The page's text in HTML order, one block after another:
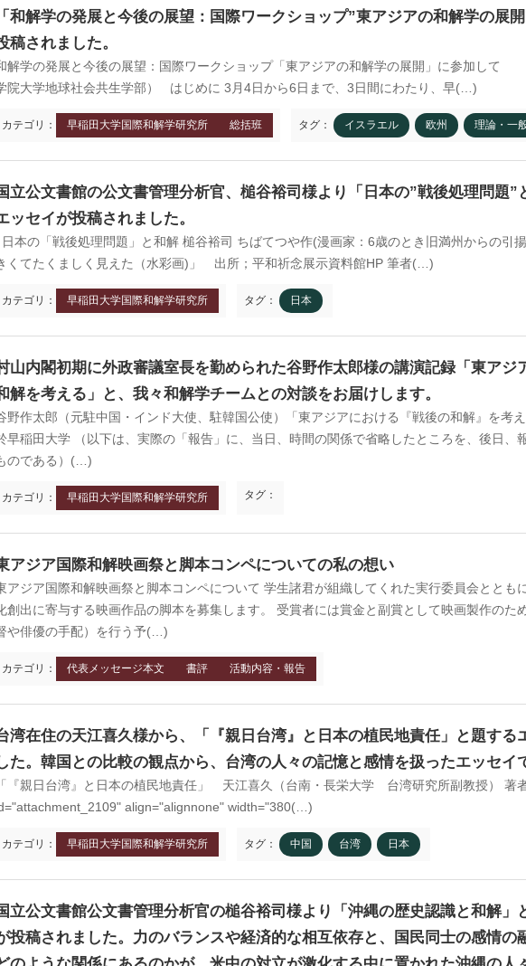
年前後
年代
年8月〜10月
京 前門
1960年代
現在
1895年
1950年
ソウル 南大門
1904年
「和解学の発展と今後の展望：国際ワークショップ”東アジアの和解学の展
稿されました。
解学の発展と今後の展望：国際ワークショップ「東アジアの和解学の展開」に参加し
院大学地球社会共生学部） はじめに 3月4日から6日まで、3日間にわたり、早(…)
カテゴリ： 早稲田大学国際和解学研究所 総括班 タグ： イスラエル 欧州 理論・一
立公文書館の公文書管理分析官、槌谷裕司様より「日本の”戦後処理問題”
ッセイが投稿されました。
日本の「戦後処理問題」と和解 槌谷裕司 ちばてつや作(漫画家：6歳のとき旧満州からの引
くてたくましく見えた（水彩画)」 出所；平和祈念展示資料館HP 筆者(…)
カテゴリ： 早稲田大学国際和解学研究所 タグ： 日本
山内閣初期に外政審議室長を勤められた谷野作太郎様の講演記録「東アジ
解を考える」と、我々和解学チームとの対談をお届けします。
野作太郎（元駐中国・インド大使、駐韓国公使）「東アジアにおける『戦後の和解』を考
早稲田大学 （以下は、実際の「報告」に、当日、時間の関係で省略したところを、後日、
のである）(…)
カテゴリ： 早稲田大学国際和解学研究所 タグ：
アジア国際和解映画祭と脚本コンペについての私の想い
アジア国際和解映画祭と脚本コンペについて 学生諸君が組織してくれた実行委員会ととも
創出に寄与する映画作品の脚本を募集します。 受賞者には賞金と副賞として映画製作のた
や俳優の手配）を行う予(…)
カテゴリ： 代表メッセージ本文 書評 活動内容・報告
湾在住の天江喜久様から、「『親日台湾』と日本の植民地責任」と題する
た。韓国との比較の観点から、台湾の人々の記憶と感情を扱ったエッセイ
「『親日台湾』と日本の植民地責任」 天江喜久（台南・長栄大学 台湾研究所副教授） 著
align="alignnone" width="380(…)
カテゴリ： 早稲田大学国際和解学研究所 タグ： 中国 台湾 日本
立公文書館公文書管理分析官の槌谷裕司様より「沖縄の歴史認識と和解」
投稿されました。力のバランスや経済的な相互依存と、国民同士の感情の